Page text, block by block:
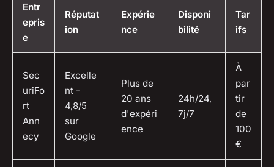
Entr
epris
e
Réputat
ion
Expérie
nce
Disponi
bilité
Tar
ifs
Sec
uriFo
rt
Ann
ecy
Excelle
nt -
4,8/5
sur
Google
Plus de
20 ans
d'expéri
ence
24h/24,
7j/7
À
par
tir
de
100
€